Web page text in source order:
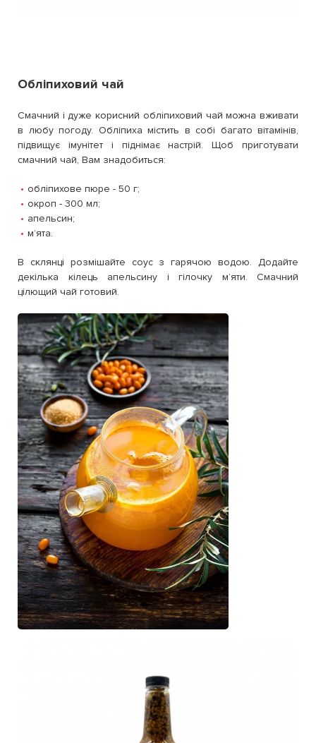
Обліпиховий чай
Смачний і дуже корисний обліпиховий чай можна вживати
в любу погоду. Обліпиха містить в собі багато вітамінів,
підвищує імунітет і піднімає настрій. Щоб приготувати
смачний чай, Вам знадобиться:
обліпихове пюре - 50 г;
окроп - 300 мл;
апельсин;
мʼята.
В склянці розмішайте соус з гарячою водою. Додайте
декілька кілець апельсину і гілочку мʼяти. Смачний
цілющий чай готовий.